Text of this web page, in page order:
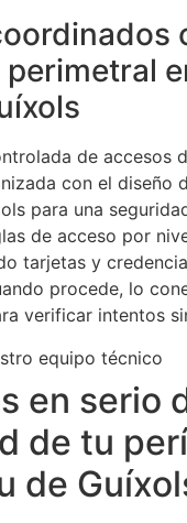
de accesos
con el diseño
para una
de acceso por
tarjetas y
procede, lo
verificar intentos
equipo técnico
en serio
de tu
de